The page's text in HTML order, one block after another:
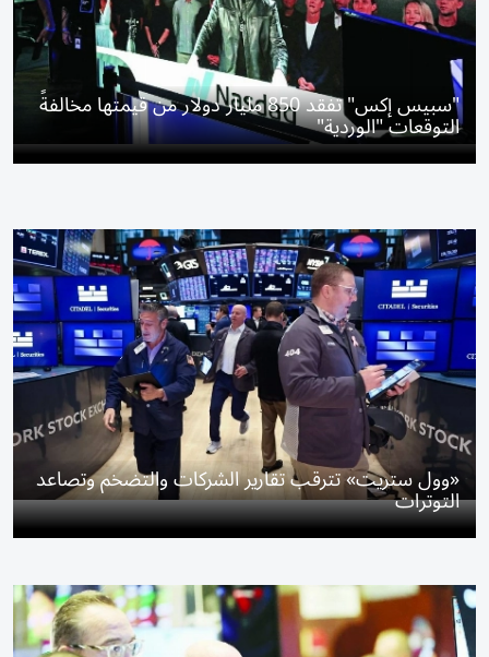
"سبيس إكس" تفقد 850 مليار دولار من قيمتها مخالفةً
التوقعات "الوردية"
«وول ستريت» تترقب تقارير الشركات والتضخم وتصاعد
التوترات